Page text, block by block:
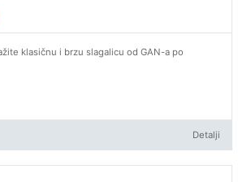
klasičnu i brzu slagalicu od GAN-a po
Detalji